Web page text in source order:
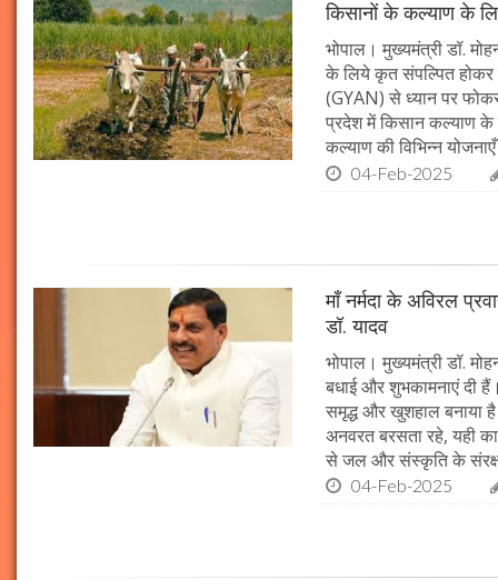
किसानों के कल्याण के
भोपाल। मुख्यमंत्री डॉ.
के लिये कृत संपल्पित होकर
(GYAN) से ध्यान पर
प्रदेश में किसान कल्याण के
कल्याण की विभिन्न
04-Feb-2025
माँ नर्मदा के अविरल
डॉ. यादव
भोपाल। मुख्यमंत्री डॉ.
बधाई और शुभकामनाएं दी
समृद्ध और खुशहाल बनाया
अनवरत बरसता रहे, यही
से जल और संस्कृति के
04-Feb-2025